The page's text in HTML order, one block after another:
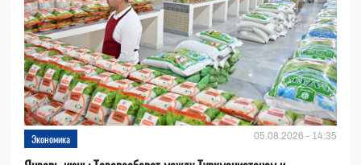
Экономика 05.08.2026 - 14:35